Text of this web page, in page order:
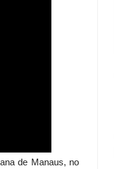
de Manaus, no